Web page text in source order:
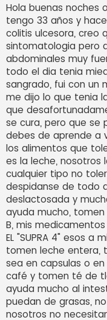
n
s
a
j
e
Hola buenas noches
tengo 33 años y
colitis ulcesora, creo
sintomatologia pero
abdominales muy
todo el dia tenia
sangrado, fui con un
me dijo lo que tenia la
que
se cura, pero que se
debes de aprende a
los alimentos que
es la leche, nosotros
cualquier tipo no
despidanse de todo
deslactosada y
ayuda mucho,
B, mis medicamentos
EL "SUPRA 4" esos a
tomen leche entera,
sea en capsulas o
café y tomen té de
ayuda mucho al
puedan de grasas,
nosotros no